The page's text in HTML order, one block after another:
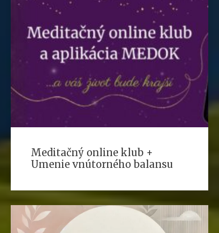
Meditačný online klub +
Umenie vnútorného balansu